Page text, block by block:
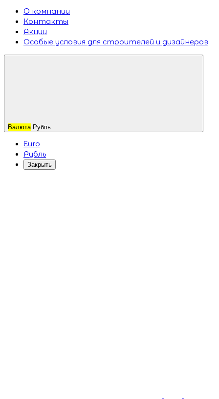
О компании
Контакты
Акции
Особые условия для строителей и дизайнеров
Валюта Рубль
Euro
Рубль
Закрыть